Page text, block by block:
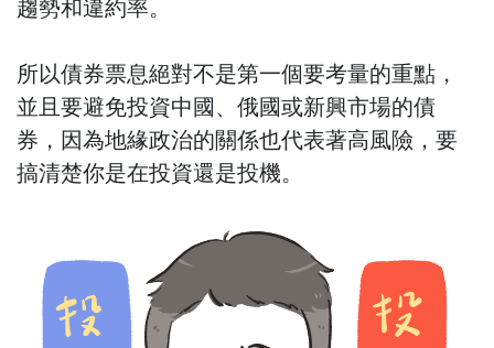
趨勢和違約率。
所以債券票息絕對不是第一個要考量的重點，
並且要避免投資中國、俄國或新興市場的債
券，因為地緣政治的關係也代表著高風險，要
搞清楚你是在投資還是投機。